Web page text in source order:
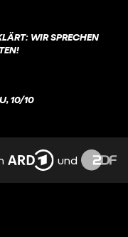
WIR SPRECHEN
10/10
/ DIE ODYSSEE
und